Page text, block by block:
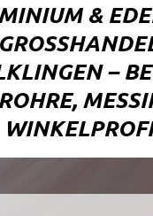
&
GROSSHANDEL
–
OHRE,